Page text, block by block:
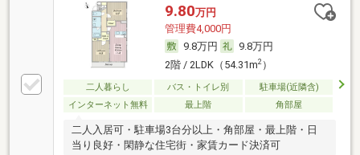
9.80万円
管理費4,000円
9.8万円
9.8万円
2階 / 2LDK（54.31m2）
二人暮らし バス・トイレ別
駐車場(近隣含)
インターネット無料
最上階 角部屋
二人入居可・駐車場3台分以上・角部屋・最上階・日
当り良好・閑静な住宅街・家賃カード決済可